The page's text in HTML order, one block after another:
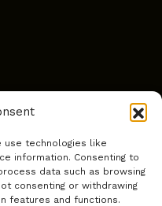
use technologies like
information. Consenting to
data such as browsing
consenting or withdrawing
features and functions.